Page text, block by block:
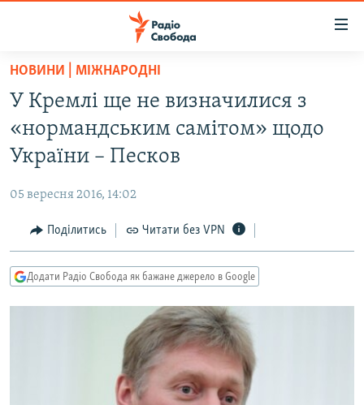
Перейти
основного
матеріалу
Перейти
до
основної
навігації
Перейти
до
пошуку
ВСЕ ЗА ДОБУ
СТАТТІ
ЕКОНОМІКА
СУСПІЛЬСТВО
РОСІЙСЬКА «ФІЛЬТРАЦІЯ»
ДОНБАС.РЕАЛІЇ
ТИ ЯК?
КИТАЙ.ВИКЛИКИ
НОВИНИ | МІЖНАРОДНІ
У Кремлі ще не визначилися з
«нормандським самітом» щодо
України – Песков
05 вересня 2016, 14:02
Поділитись Читати без VPN
Додати Радіо Свобода як бажане джерело в Google